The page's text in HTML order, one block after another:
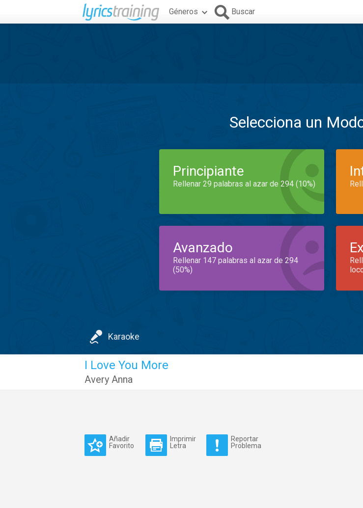
Géneros Buscar
Selecciona un
Principiante
Rellenar 29 palabras al azar de 294 (10%)
Avanzado
Rellenar 147 palabras al azar de 294
(50%)
Karaoke
I Love You More
Avery Anna
Añadir
Favorito
Imprimir
Letra
Reportar
Problema